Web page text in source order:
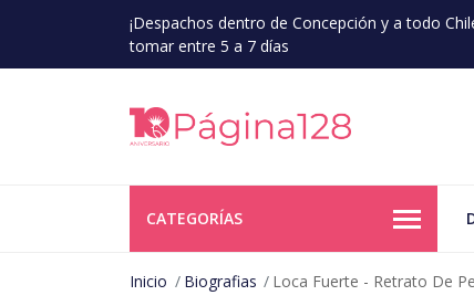
¡Despachos dentro de Concepción y a todo
tomar entre 5 a 7 días
CATEGORÍAS
Inicio Biografias Loca Fuerte - Retrato De